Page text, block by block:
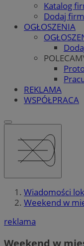
Katalog
Dodaj
OGŁOSZENIA
REKLAMA
WSPÓŁPRACA
Wiadomości
Weekend w
reklama
Weekend w